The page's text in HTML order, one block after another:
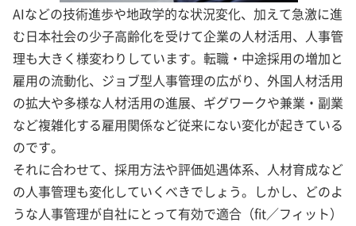
AIなどの技術進歩や地政学的な状況変化、加えて急激に進
む日本社会の少子高齢化を受けて企業の人材活用、人事管
理も大きく様変わりしています。転職・中途採用の増加と
雇用の流動化、ジョブ型人事管理の広がり、外国人材活用
の拡大や多様な人材活用の進展、ギグワークや兼業・副業
など複雑化する雇用関係など従来にない変化が起きている
のです。
それに合わせて、採用方法や評価処遇体系、人材育成など
の人事管理も変化していくべきでしょう。しかし、どのよ
うな人事管理が自社にとって有効で適合（fit／フィット）